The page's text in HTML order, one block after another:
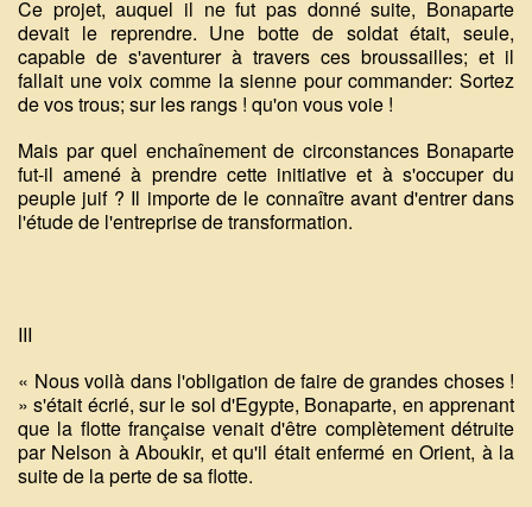
Ce projet, auquel il ne fut pas donné suite, Bonaparte
devait le reprendre. Une botte de soldat était, seule,
capable de s'aventurer à travers ces broussailles; et il
fallait une voix comme la sienne pour commander: Sortez
de vos trous; sur les rangs ! qu'on vous voie !
Mais par quel enchaînement de circonstances Bonaparte
fut-il amené à prendre cette initiative et à s'occuper du
peuple juif ? Il importe de le connaître avant d'entrer dans
l'étude de l'entreprise de transformation.
III
« Nous voilà dans l'obligation de faire de grandes choses !
» s'était écrié, sur le sol d'Egypte, Bonaparte, en apprenant
que la flotte française venait d'être complètement détruite
par Nelson à Aboukir, et qu'il était enfermé en Orient, à la
suite de la perte de sa flotte.